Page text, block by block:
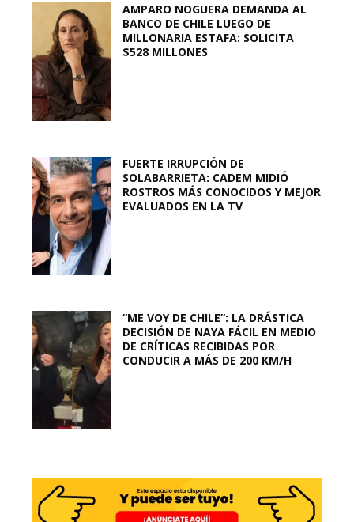
AMPARO NOGUERA DEMANDA AL
BANCO DE CHILE LUEGO DE
MILLONARIA ESTAFA: SOLICITA
$528 MILLONES
FUERTE IRRUPCIÓN DE
SOLABARRIETA: CADEM MIDIÓ
ROSTROS MÁS CONOCIDOS Y MEJOR
EVALUADOS EN LA TV
“ME VOY DE CHILE”: LA DRÁSTICA
DECISIÓN DE NAYA FÁCIL EN MEDIO
DE CRÍTICAS RECIBIDAS POR
CONDUCIR A MÁS DE 200 KM/H